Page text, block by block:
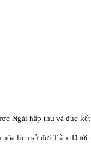
Ngài hấp thu và đúc
lịch sử đời Trần.